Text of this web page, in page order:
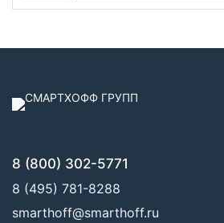
8 (800) 302-5771
8 (495) 781-8288
smarthoff@smarthoff.ru